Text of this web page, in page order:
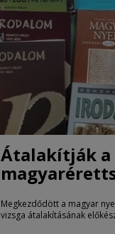
Átalakítják a
Megkezdődött a magyar
vizsga átalakításának